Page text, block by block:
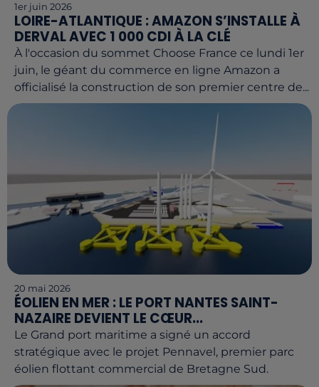
1er juin 2026
LOIRE-ATLANTIQUE : AMAZON S’INSTALLE À
DERVAL AVEC 1 000 CDI À LA CLÉ
À l'occasion du sommet Choose France ce lundi 1er
juin, le géant du commerce en ligne Amazon a
officialisé la construction de son premier centre de...
20 mai 2026
ÉOLIEN EN MER : LE PORT NANTES SAINT-
NAZAIRE DEVIENT LE CŒUR...
Le Grand port maritime a signé un accord
stratégique avec le projet Pennavel, premier parc
éolien flottant commercial de Bretagne Sud.